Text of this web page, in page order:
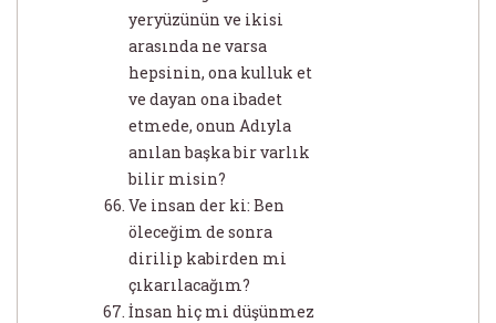
yeryüzünün ve ikisi
arasında ne varsa
hepsinin, ona kulluk et
ve dayan ona ibadet
etmede, onun Adıyla
anılan başka bir varlık
bilir misin?
Ve insan der ki: Ben
öleceğim de sonra
dirilip kabirden mi
çıkarılacağım?
İnsan hiç mi düşünmez